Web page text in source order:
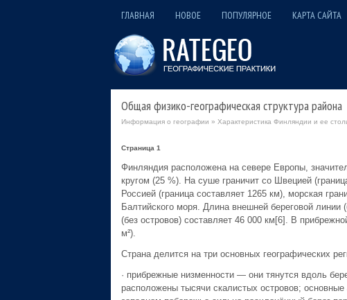
ГЛАВНАЯ НОВОЕ ПОПУЛЯРНОЕ КАРТА САЙТА
Общая физико-географическая структура района
Информация о географии » Характеристика Финляндии и ее
Страница 1
Финляндия расположена на севере Европы,
кругом (25 %). На суше граничит со Швецией
Россией (граница составляет 1265 км), морская
Балтийского моря. Длина внешней береговой линии
(без островов) составляет 46 000 км[6]. В
м²).
Страна делится на три основных географических
· прибрежные низменности — они тянутся вдоль
расположены тысячи скалистых островов;